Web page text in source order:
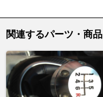
関連するパーツ・商品